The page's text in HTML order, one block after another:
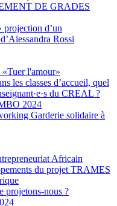
DE GRADES
d’un
Rossi
«Tuer l'amour»
les classes d’accueil, quel
du CREAL ?
2024
Garderie solidaire à
Africain
du projet TRAMES
projetons-nous ?